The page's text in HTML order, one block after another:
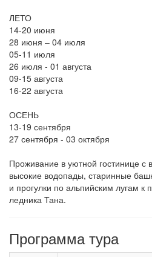
ЛЕТО
14-20 июня
28 июня – 04 июля
05-11 июля
26 июля - 01 августа
09-15 августа
16-22 августа
ОСЕНЬ
13-19 сентября
27 сентября - 03 октября
Проживание в уютной гостинице с
высокие водопады, старинные
и прогулки по альпийским лугам к
ледника Тана.
Программа тура